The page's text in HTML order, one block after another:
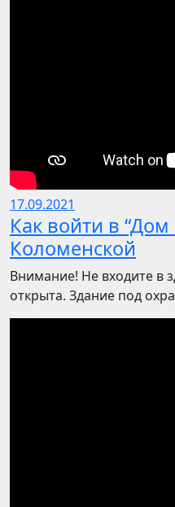
17.09.2021
Как войти в
Коломенской
Внимание! Не входите в
открыта. Здание под